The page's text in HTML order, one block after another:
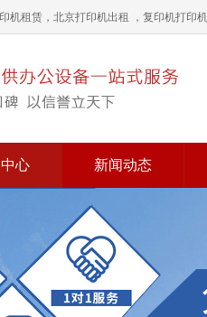
机租赁，北京打印机出租 ，复印机打
心 新闻动态